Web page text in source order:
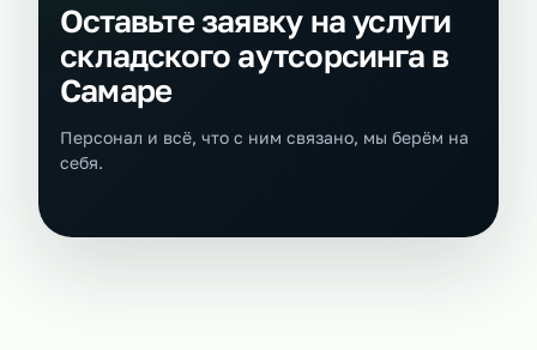
Оставьте заявку на услуги
складского аутсорсинга в
Самаре
Персонал и всё, что с ним связано, мы берём на
себя.